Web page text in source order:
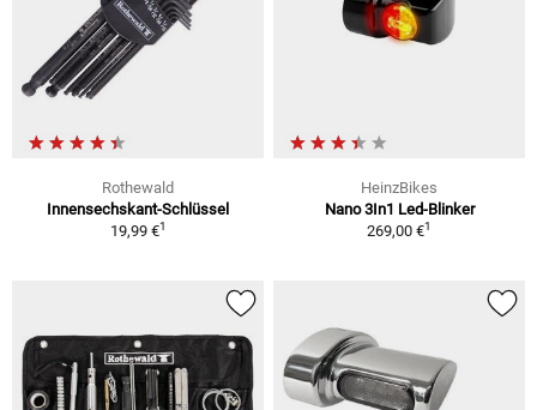
Rothewald
Innensechskant-Schlüssel
19,99 €1
HeinzBikes
Nano 3In1 Led-Blinker
269,00 €1